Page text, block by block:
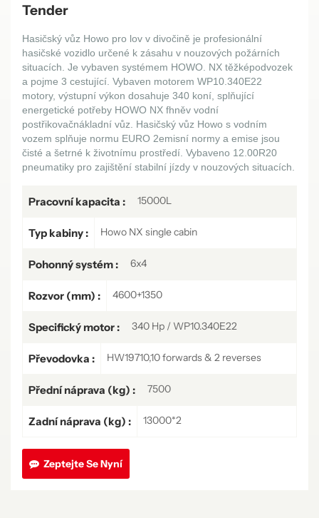
Tender
Hasičský vůz Howo pro lov v divočině je profesionální
hasičské vozidlo určené k zásahu v nouzových požárních
situacích. Je vybaven systémem HOWO. NX těžképodvozek
a pojme 3 cestující. Vybaven motorem WP10. 340E22
motory, výstupní výkon dosahuje 340 koní , splňující
energetické potřeby HOWO NX fhněv vodní
postřikovačnákladní vůz. Hasičský vůz Howo s vodním
vozem splňuje normu EURO 2emisní normy a emise jsou
čisté a šetrné k životnímu prostředí. Vybaveno 12 00R20
pneumatiky pro zajištění stabilní jízdy v nouzových situacích.
Pracovní kapacita : 15000L
Typ kabiny : Howo NX single cabin
Pohonný systém : 6x4
Rozvor (mm) : 4600+1350
Specifický motor : 340 Hp / WP10.340E22
Převodovka : HW19710,10 forwards & 2 reverses
Přední náprava (kg) : 7500
Zadní náprava (kg) : 13000*2
Zeptejte Se Nyní